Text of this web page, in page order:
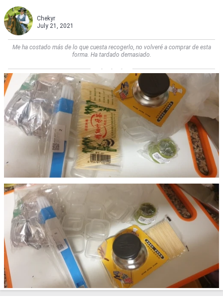
Chekyr
July 21, 2021
Me ha costado más de lo que cuesta recogerlo, no volveré a comprar de esta
forma. Ha tardado demasiado.